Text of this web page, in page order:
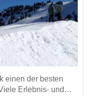
einen der besten
Erlebnis- und…